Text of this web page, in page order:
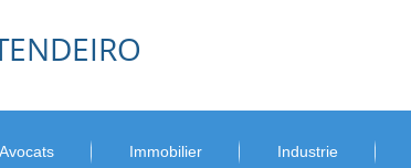
Immobilier Industrie